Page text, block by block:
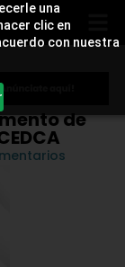
una
clic en
con nuestra
de